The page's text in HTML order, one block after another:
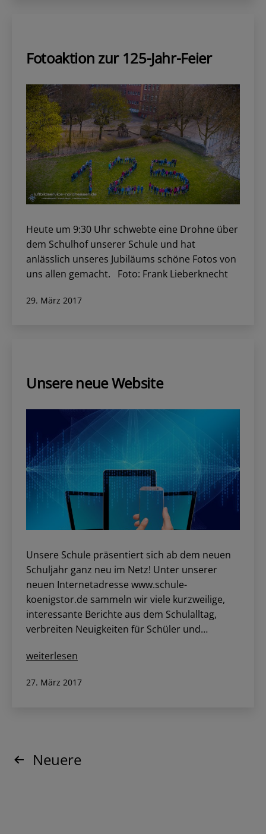
Fotoaktion zur 125-Jahr-Feier
Heute um 9:30 Uhr schwebte eine Drohne über
dem Schulhof unserer Schule und hat
anlässlich unseres Jubiläums schöne Fotos von
uns allen gemacht. Foto: Frank Lieberknecht
Veröffentlicht
29. März 2017
Unsere neue Website
Unsere Schule präsentiert sich ab dem neuen
Schuljahr ganz neu im Netz! Unter unserer
neuen Internetadresse www.schule-
koenigstor.de sammeln wir viele kurzweilige,
interessante Berichte aus dem Schulalltag,
verbreiten Neuigkeiten für Schüler und…
Unsere
Website
weiterlesen
Veröffentlicht
27. März 2017
Beitragsnavigation
Neuere